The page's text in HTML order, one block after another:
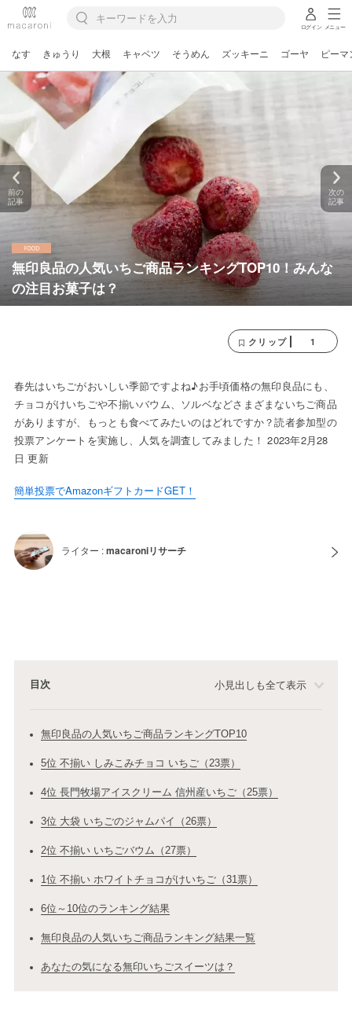
ログイン メニュー
なす きゅうり 大根 キャベツ そうめん ズッキーニ ゴーヤ ピーマ
無印良品の人気いちご商品ランキングTOP10！みんな
の注目お菓子は？
前の
記事
次の
記事
クリップ 1
春先はいちごがおいしい季節ですよね♪お手頃価格の無印良品にも、
チョコがけいちごや不揃いバウム、ソルベなどさまざまないちご商品
がありますが、もっとも食べてみたいのはどれですか？読者参加型の
投票アンケートを実施し、人気を調査してみました！ 2023年2月28
日 更新
簡単投票でAmazonギフトカードGET！
ライター :macaroniリサーチ
目次 小見出しも全て表示
無印良品の人気いちご商品ランキングTOP10
5位 不揃い しみこみチョコ いちご（23票）
4位 長門牧場アイスクリーム 信州産いちご（25票）
3位 大袋 いちごのジャムパイ（26票）
2位 不揃い いちごバウム（27票）
1位 不揃い ホワイトチョコがけいちご（31票）
6位～10位のランキング結果
無印良品の人気いちご商品ランキング結果一覧
あなたの気になる無印いちごスイーツは？